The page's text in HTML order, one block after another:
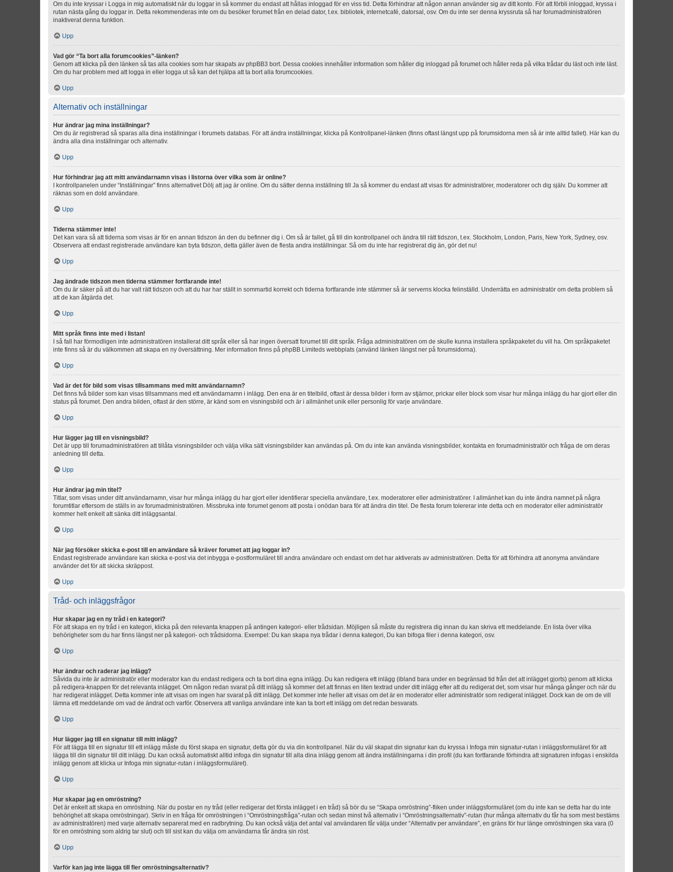
Om du inte kryssar i Logga in mig automatiskt när du loggar in så kommer du endast att hållas inloggad för en viss tid. Detta förhindrar att någon annan använder sig av ditt konto. För att förbli inloggad, kryssa i
rutan nästa gång du loggar in. Detta rekommenderas inte om du besöker forumet från en delad dator, t.ex. bibliotek, internetcafé, datorsal, osv. Om du inte ser denna kryssruta så har forumadministratören
inaktiverat denna funktion.
Upp
Vad gör “Ta bort alla forumcookies”-länken?
Genom att klicka på den länken så tas alla cookies som har skapats av phpBB3 bort. Dessa cookies innehåller information som håller dig inloggad på forumet och håller reda på vilka trådar du läst och inte läst.
Om du har problem med att logga in eller logga ut så kan det hjälpa att ta bort alla forumcookies.
Upp
Alternativ och inställningar
Hur ändrar jag mina inställningar?
Om du är registrerad så sparas alla dina inställningar i forumets databas. För att ändra inställningar, klicka på Kontrollpanel-länken (finns oftast längst upp på forumsidorna men så är inte alltid fallet). Här kan du
ändra alla dina inställningar och alternativ.
Upp
Hur förhindrar jag att mitt användarnamn visas i listorna över vilka som är online?
I kontrollpanelen under “Inställningar” finns alternativet Dölj att jag är online. Om du sätter denna inställning till Ja så kommer du endast att visas för administratörer, moderatorer och dig själv. Du kommer att
räknas som en dold användare.
Upp
Tiderna stämmer inte!
Det kan vara så att tiderna som visas är för en annan tidszon än den du befinner dig i. Om så är fallet, gå till din kontrollpanel och ändra till rätt tidszon, t.ex. Stockholm, London, Paris, New York, Sydney, osv.
Observera att endast registrerade användare kan byta tidszon, detta gäller även de flesta andra inställningar. Så om du inte har registrerat dig än, gör det nu!
Upp
Jag ändrade tidszon men tiderna stämmer fortfarande inte!
Om du är säker på att du har valt rätt tidszon och att du har har ställt in sommartid korrekt och tiderna fortfarande inte stämmer så är serverns klocka felinställd. Underrätta en administratör om detta problem så
att de kan åtgärda det.
Upp
Mitt språk finns inte med i listan!
I så fall har förmodligen inte administratören installerat ditt språk eller så har ingen översatt forumet till ditt språk. Fråga administratören om de skulle kunna installera språkpaketet du vill ha. Om språkpaketet
inte finns så är du välkommen att skapa en ny översättning. Mer information finns på phpBB Limiteds webbplats (använd länken längst ner på forumsidorna).
Upp
Vad är det för bild som visas tillsammans med mitt användarnamn?
Det finns två bilder som kan visas tillsammans med ett användarnamn i inlägg. Den ena är en titelbild, oftast är dessa bilder i form av stjärnor, prickar eller block som visar hur många inlägg du har gjort eller din
status på forumet. Den andra bilden, oftast är den större, är känd som en visningsbild och är i allmänhet unik eller personlig för varje användare.
Upp
Hur lägger jag till en visningsbild?
Det är upp till forumadministratören att tillåta visningsbilder och välja vilka sätt visningsbilder kan användas på. Om du inte kan använda visningsbilder, kontakta en forumadministratör och fråga de om deras
anledning till detta.
Upp
Hur ändrar jag min titel?
Titlar, som visas under ditt användarnamn, visar hur många inlägg du har gjort eller identifierar speciella användare, t.ex. moderatorer eller administratörer. I allmänhet kan du inte ändra namnet på några
forumtitlar eftersom de ställs in av forumadministratören. Missbruka inte forumet genom att posta i onödan bara för att ändra din titel. De flesta forum tolererar inte detta och en moderator eller administratör
kommer helt enkelt att sänka ditt inläggsantal.
Upp
När jag försöker skicka e-post till en användare så kräver forumet att jag loggar in?
Endast registrerade användare kan skicka e-post via det inbygga e-postformuläret till andra användare och endast om det har aktiverats av administratören. Detta för att förhindra att anonyma användare
använder det för att skicka skräppost.
Upp
Tråd- och inläggsfrågor
Hur skapar jag en ny tråd i en kategori?
För att skapa en ny tråd i en kategori, klicka på den relevanta knappen på antingen kategori- eller trådsidan. Möjligen så måste du registrera dig innan du kan skriva ett meddelande. En lista över vilka
behörigheter som du har finns längst ner på kategori- och trådsidorna. Exempel: Du kan skapa nya trådar i denna kategori, Du kan bifoga filer i denna kategori, osv.
Upp
Hur ändrar och raderar jag inlägg?
Såvida du inte är administratör eller moderator kan du endast redigera och ta bort dina egna inlägg. Du kan redigera ett inlägg (ibland bara under en begränsad tid från det att inlägget gjorts) genom att klicka
på redigera-knappen för det relevanta inlägget. Om någon redan svarat på ditt inlägg så kommer det att finnas en liten textrad under ditt inlägg efter att du redigerat det, som visar hur många gånger och när du
har redigerat inlägget. Detta kommer inte att visas om ingen har svarat på ditt inlägg. Det kommer inte heller att visas om det är en moderator eller administratör som redigerat inlägget. Dock kan de om de vill
lämna ett meddelande om vad de ändrat och varför. Observera att vanliga användare inte kan ta bort ett inlägg om det redan besvarats.
Upp
Hur lägger jag till en signatur till mitt inlägg?
För att lägga till en signatur till ett inlägg måste du först skapa en signatur, detta gör du via din kontrollpanel. När du väl skapat din signatur kan du kryssa i Infoga min signatur-rutan i inläggsformuläret för att
lägga till din signatur till ditt inlägg. Du kan också automatiskt alltid infoga din signatur till alla dina inlägg genom att ändra inställningarna i din profil (du kan fortfarande förhindra att signaturen infogas i enskilda
inlägg genom att klicka ur Infoga min signatur-rutan i inläggsformuläret).
Upp
Hur skapar jag en omröstning?
Det är enkelt att skapa en omröstning. När du postar en ny tråd (eller redigerar det första inlägget i en tråd) så bör du se “Skapa omröstning”-fliken under inläggsformuläret (om du inte kan se detta har du inte
behörighet att skapa omröstningar). Skriv in en fråga för omröstningen i “Omröstningsfråga”-rutan och sedan minst två alternativ i “Omröstningsalternativ”-rutan (hur många alternativ du får ha som mest bestäms
av administratören) med varje alternativ separerat med en radbrytning. Du kan också välja det antal val användaren får välja under “Alternativ per användare”, en gräns för hur länge omröstningen ska vara (0
för en omröstning som aldrig tar slut) och till sist kan du välja om användarna får ändra sin röst.
Upp
Varför kan jag inte lägga till fler omröstningsalternativ?